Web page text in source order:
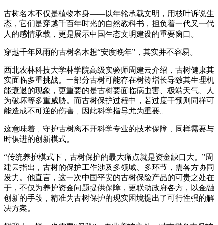
古树名木不仅是植物本身——以年轮承载文明，用枝叶诉说生
态，它们是穿越千百年时光的自然教科书，担负着一代又一代
人的感情承载，更是展示中国生态文明建设的重要窗口。
穿越千年风雨的古树名木想“安度晚年”，其实并不容易。
西北农林科技大学林学院高级实验师周建云介绍，古树健康其
实面临多重挑战。一部分古树可能存在树龄增长导致其生理机
能衰退的现象，更重要的是古树要面临病虫害、极端天气、人
为破坏等多重威胁。而古树保护过程中，若过度干预则同样可
能造成不可逆的伤害，因此科学指导尤为重要。
这意味着，守护古树离不开科学专业的技术保障，同样需要与
时俱进的创新模式。
“传统养护模式下，古树保护的最大痛点就是资金缺口大。”周
建云指出，古树的保护工作涉及多领域、多环节，需各方协同
发力。他直言，这一次中国平安的古树保险产品的可贵之处在
于，不仅为养护资金问题提供保障，更联动政府各方，以金融
创新的手段，精准为古树保护的现实困境提出了可行性强的解
决方案。